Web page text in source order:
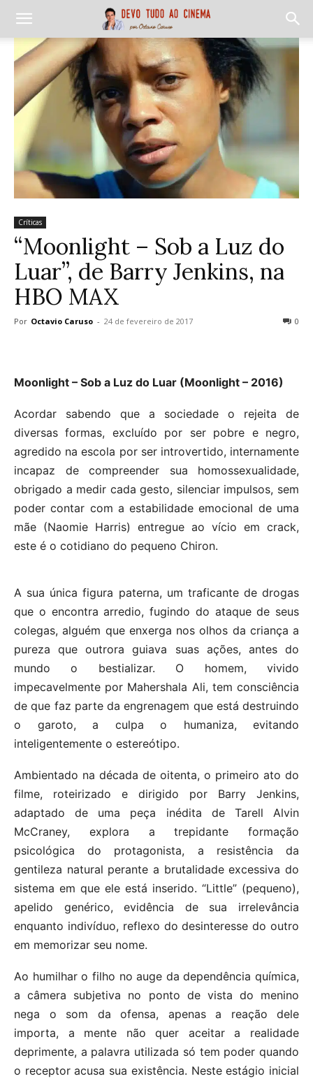
Críticas
“Moonlight – Sob a Luz do
Luar”, de Barry Jenkins, na
HBO MAX
Por Octavio Caruso - 24 de fevereiro de 2017 0
Moonlight – Sob a Luz do Luar (Moonlight – 2016)
Acordar sabendo que a sociedade o rejeita de
diversas formas, excluído por ser pobre e negro,
agredido na escola por ser introvertido, internamente
incapaz de compreender sua homossexualidade,
obrigado a medir cada gesto, silenciar impulsos, sem
poder contar com a estabilidade emocional de uma
mãe (Naomie Harris) entregue ao vício em crack,
este é o cotidiano do pequeno Chiron.
A sua única figura paterna, um traficante de drogas
que o encontra arredio, fugindo do ataque de seus
colegas, alguém que enxerga nos olhos da criança a
pureza que outrora guiava suas ações, antes do
mundo o bestializar. O homem, vivido
impecavelmente por Mahershala Ali, tem consciência
de que faz parte da engrenagem que está destruindo
o garoto, a culpa o humaniza, evitando
inteligentemente o estereótipo.
Ambientado na década de oitenta, o primeiro ato do
filme, roteirizado e dirigido por Barry Jenkins,
adaptado de uma peça inédita de Tarell Alvin
McCraney, explora a trepidante formação
psicológica do protagonista, a resistência da
gentileza natural perante a brutalidade excessiva do
sistema em que ele está inserido. “Little” (pequeno),
apelido genérico, evidência de sua irrelevância
enquanto indivíduo, reflexo do desinteresse do outro
em memorizar seu nome.
Ao humilhar o filho no auge da dependência química,
a câmera subjetiva no ponto de vista do menino
nega o som da ofensa, apenas a reação dele
importa, a mente não quer aceitar a realidade
deprimente, a palavra utilizada só tem poder quando
o receptor acusa sua existência. Neste estágio inicial